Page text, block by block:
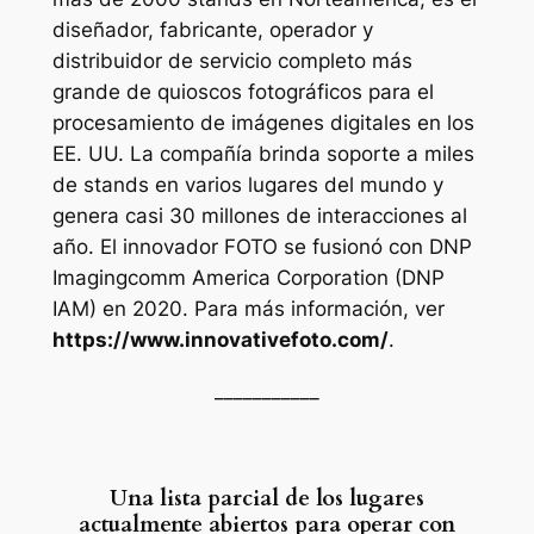
diseñador, fabricante, operador y
distribuidor de servicio completo más
grande de quioscos fotográficos para el
procesamiento de imágenes digitales en los
EE. UU. La compañía brinda soporte a miles
de stands en varios lugares del mundo y
genera casi 30 millones de interacciones al
año. El innovador FOTO se fusionó con DNP
Imagingcomm America Corporation (DNP
IAM) en 2020. Para más información, ver
https://www.innovativefoto.com/.
Una lista parcial de los lugares
actualmente abiertos para operar con